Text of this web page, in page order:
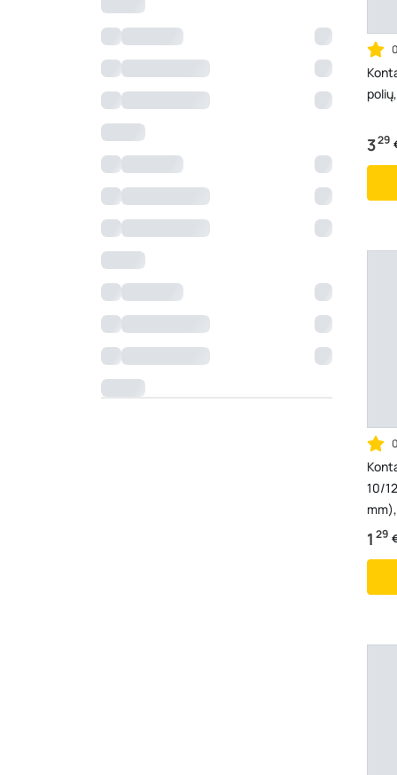
329
10/
1 29